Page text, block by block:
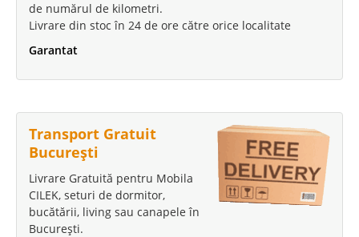
de numărul de kilometri.
Livrare din stoc în 24 de ore către orice localitate
Garantat
Transport Gratuit
București
Livrare Gratuită pentru Mobila
CILEK, seturi de dormitor,
bucătării, living sau canapele în
București.